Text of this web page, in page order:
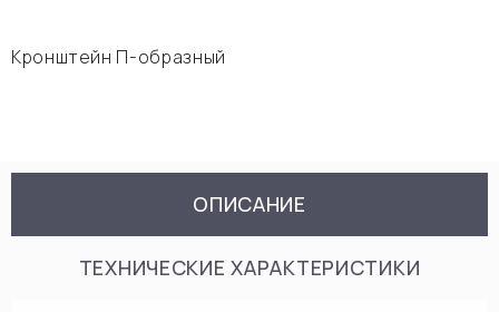
Кронштейн П-образный
ОПИСАНИЕ
ТЕХНИЧЕСКИЕ ХАРАКТЕРИСТИКИ